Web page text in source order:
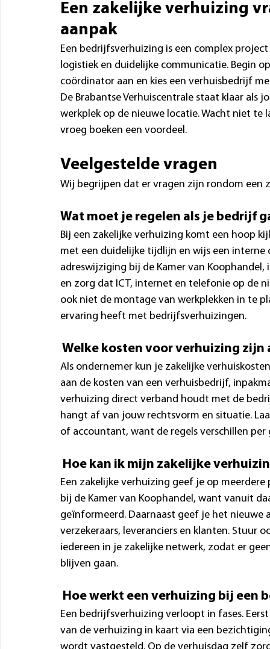
Een zakelijke verhuizing
aanpak
Een bedrijfsverhuizing is een complex
logistiek en duidelijke communicatie. Begin
coördinator aan en kies een verhuisbedrijf
De Brabantse Verhuiscentrale staat klaar
werkplek op de nieuwe locatie. Wacht niet te
vroeg boeken een voordeel.
Veelgestelde vragen
Wij begrijpen dat er vragen zijn rondom een
Wat moet je regelen als je bedrijf
Bij een zakelijke verhuizing komt een hoop
met een duidelijke tijdlijn en wijs een interne
adreswijziging bij de Kamer van
en zorg dat ICT, internet en telefonie op de
ook niet de montage van werkplekken in te
ervaring heeft met bedrijfsverhuizingen.
Welke kosten voor verhuizing zijn
Als ondernemer kun je zakelijke
aan de kosten van een verhuisbedrijf,
verhuizing direct verband houdt met de
hangt af van jouw rechtsvorm en situatie.
of accountant, want de regels verschillen
Hoe kan ik mijn zakelijke
Een zakelijke verhuizing geef je op
bij de Kamer van Koophandel, want vanuit
geïnformeerd. Daarnaast geef je het nieuwe
verzekeraars, leveranciers en klanten. Stuur
iedereen in je zakelijke netwerk, zodat er
blijven gaan.
Hoe werkt een verhuizing bij een
Een bedrijfsverhuizing verloopt in fases.
van de verhuizing in kaart via een